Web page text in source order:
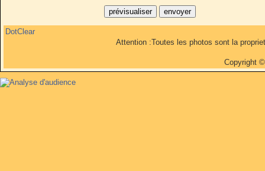
DotClear
Attention :Toutes les photos sont la
Copyright